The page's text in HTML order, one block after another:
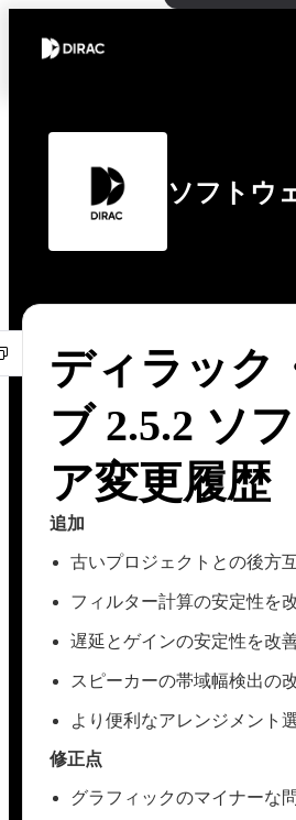
ソフトウ
ディラック
ブ 2.5.2 ソ
ア変更履歴
追加
古いプロジェクトとの後方
フィルター計算の安定性を
遅延とゲインの安定性を改
スピーカーの帯域幅検出の
より便利なアレンジメント
修正点
グラフィックのマイナーな